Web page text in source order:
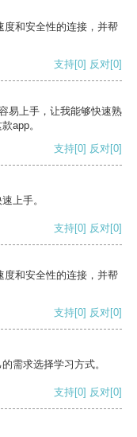
度和安全性的连接，并帮
支持[0] 反对[0]
易上手，让我能够快速熟
app。
支持[0] 反对[0]
上手。
支持[0] 反对[0]
度和安全性的连接，并帮
支持[0] 反对[0]
需求选择学习方式。
支持[0] 反对[0]